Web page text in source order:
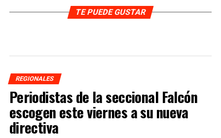
TE PUEDE GUSTAR
REGIONALES
Periodistas de la seccional Falcón
escogen este viernes a su nueva
directiva